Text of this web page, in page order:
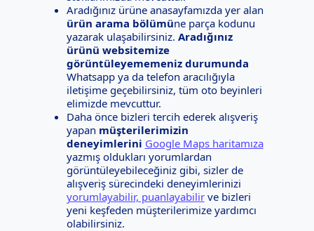
Aradığınız ürüne anasayfamızda yer alan
ürün arama bölümüne parça kodunu
yazarak ulaşabilirsiniz. Aradığınız
ürünü websitemize
görüntüleyememeniz durumunda
Whatsapp ya da telefon aracılığıyla
iletişime geçebilirsiniz, tüm oto beyinleri
elimizde mevcuttur.
Daha önce bizleri tercih ederek alışveriş
yapan müşterilerimizin
deneyimlerini Google Maps haritamıza
yazmış oldukları yorumlardan
görüntüleyebileceğiniz gibi, sizler de
alışveriş sürecindeki deneyimlerinizi
yorumlayabilir, puanlayabilirve bizleri
yeni keşfeden müşterilerimize yardımcı
olabilirsiniz.